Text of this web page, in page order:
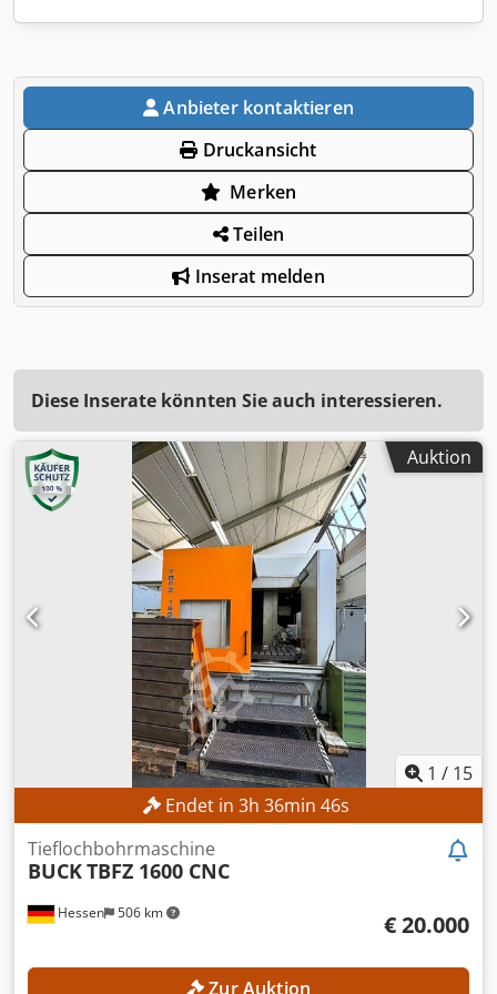
Anbieter kontaktieren
Druckansicht
Merken
Teilen
Inserat melden
Diese Inserate könnten Sie auch interessieren.
Auktion
1 / 15
Endet in 3h 36min 44s
Hessen 506 km
Tieflochbohrmaschine
BUCKTBFZ 1600 CNC
€ 20.000
Zur Auktion